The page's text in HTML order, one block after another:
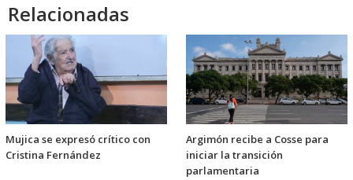
Relacionadas
Mujica se expresó crítico con
Cristina Fernández
Argimón recibe a Cosse para
iniciar la transición
parlamentaria